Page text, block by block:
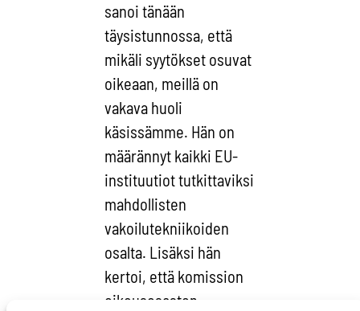
sanoi tänään
täysistunnossa, että
mikäli syytökset osuvat
oikeaan, meillä on
vakava huoli
käsissämme. Hän on
määrännyt kaikki EU-
instituutiot tutkittaviksi
mahdollisten
vakoilutekniikoiden
osalta. Lisäksi hän
kertoi, että komission
oikeusosaston